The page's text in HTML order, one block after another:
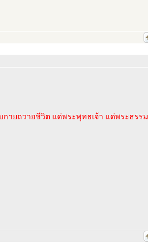
ายถวายชีวิต แด่พระพุทธเจ้า แด่พระธรรม